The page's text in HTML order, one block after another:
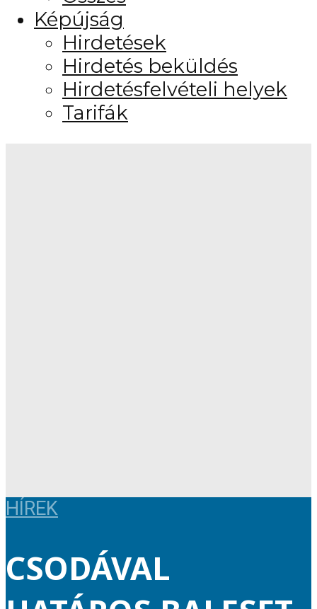
Képújság
Hirdetések
Hirdetés beküldés
Hirdetésfelvételi helyek
Tarifák
HÍREK
CSODÁVAL